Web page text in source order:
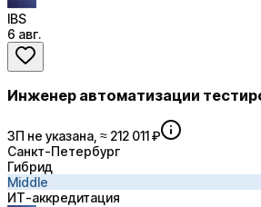
IBS
6 авг.
Инженер автоматизации
ЗП не указана, ≈ 212 011 ₽
Санкт-Петербург
Гибрид
Middle
ИТ-аккредитация